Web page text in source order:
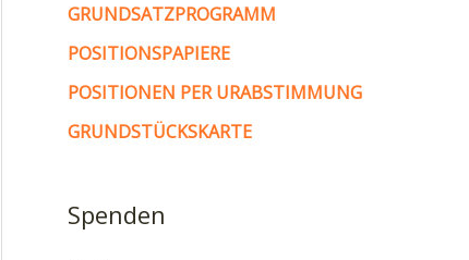
GRUNDSATZPROGRAMM
POSITIONSPAPIERE
POSITIONEN PER URABSTIMMUNG
GRUNDSTÜCKSKARTE
Spenden